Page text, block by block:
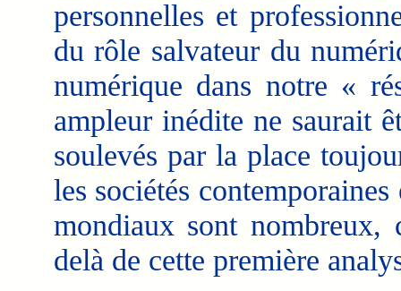
personnelles et
du rôle salvateur du
numérique dans notre «
ampleur inédite ne saurait
soulevés par la place
les sociétés
mondiaux sont
delà de cette première